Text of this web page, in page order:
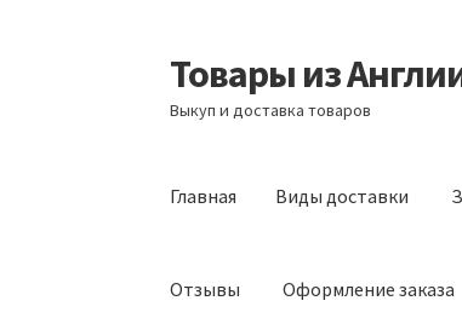
Перейти
к
навигации
Перейти
к
содержимому
Товары из
Выкуп и доставка товаров
Главная Виды доставки
Отзывы Оформление заказа